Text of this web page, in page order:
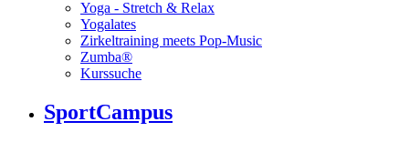
Yoga - Stretch & Relax
Yogalates
Zirkeltraining meets Pop-Music
Zumba®
Kurssuche
SportCampus